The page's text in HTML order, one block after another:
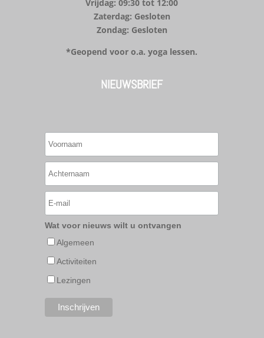
Vrijdag: 09:30 tot 12:00
Zaterdag: Gesloten
Zondag: Gesloten
*Geopend voor o.a. yoga lessen.
NIEUWSBRIEF
Wat voor nieuws wilt u ontvangen
Algemeen
Activiteiten
Lezingen